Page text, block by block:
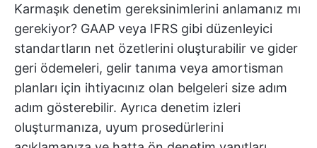
Karmaşık denetim gereksinimlerini anlamanız mı
gerekiyor? GAAP veya IFRS gibi düzenleyici
standartların net özetlerini oluşturabilir ve gider
geri ödemeleri, gelir tanıma veya amortisman
planları için ihtiyacınız olan belgeleri size adım
adım gösterebilir. Ayrıca denetim izleri
oluşturmanıza, uyum prosedürlerini